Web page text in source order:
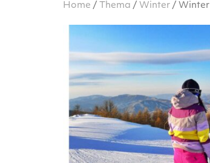
Home / Thema / Winter/ Winter